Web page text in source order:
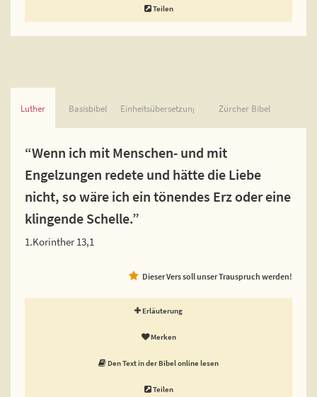
Teilen
Luther Basisbibel Einheitsübersetzung Zürcher Bibel
“Wenn ich mit Menschen- und mit
Engelzungen redete und hätte die Liebe
nicht, so wäre ich ein tönendes Erz oder eine
klingende Schelle.”
1.Korinther 13,1
Dieser Vers soll unser Trauspruch werden!
Erläuterung
Merken
Den Text in der Bibel online lesen
Teilen